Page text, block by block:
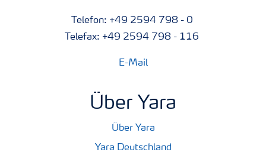
Telefon: +49 2594 798 - 0
Telefax: +49 2594 798 - 116
E-Mail
Über Yara
Über Yara
Yara Deutschland